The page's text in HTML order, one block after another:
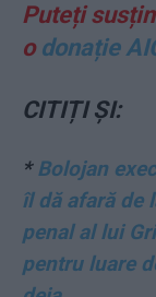
Puteți
o donație
CITIȚI ȘI:
*Bolojan
îl dă afară de
penal al lui
pentru luare